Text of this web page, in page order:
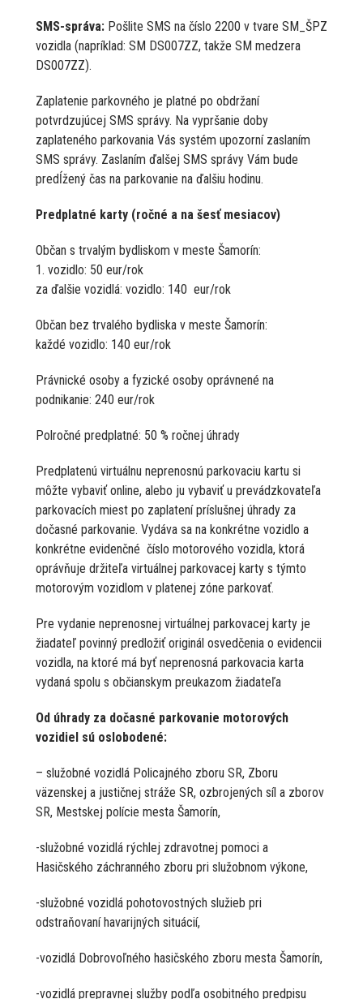
SMS-správa: Pošlite SMS na číslo 2200 v tvare SM_ŠPZ
vozidla (napríklad: SM DS007ZZ, takže SM medzera
DS007ZZ).
Zaplatenie parkovného je platné po obdržaní
potvrdzujúcej SMS správy. Na vypršanie doby
zaplateného parkovania Vás systém upozorní zaslaním
SMS správy. Zaslaním ďalšej SMS správy Vám bude
predĺžený čas na parkovanie na ďalšiu hodinu.
Predplatné karty (ročné a na šesť mesiacov)
Občan s trvalým bydliskom v meste Šamorín:
1. vozidlo: 50 eur/rok
za ďalšie vozidlá: vozidlo: 140 eur/rok
Občan bez trvalého bydliska v meste Šamorín:
každé vozidlo: 140 eur/rok
Právnické osoby a fyzické osoby oprávnené na
podnikanie: 240 eur/rok
Polročné predplatné: 50 % ročnej úhrady
Predplatenú virtuálnu neprenosnú parkovaciu kartu si
môžte vybaviť online, alebo ju vybaviť u prevádzkovateľa
parkovacích miest po zaplatení príslušnej úhrady za
dočasné parkovanie. Vydáva sa na konkrétne vozidlo a
konkrétne evidenčné číslo motorového vozidla, ktorá
oprávňuje držiteľa virtuálnej parkovacej karty s týmto
motorovým vozidlom v platenej zóne parkovať.
Pre vydanie neprenosnej virtuálnej parkovacej karty je
žiadateľ povinný predložiť originál osvedčenia o evidencii
vozidla, na ktoré má byť neprenosná parkovacia karta
vydaná spolu s občianskym preukazom žiadateľa
Od úhrady za dočasné parkovanie motorových
vozidiel sú oslobodené:
– služobné vozidlá Policajného zboru SR, Zboru
väzenskej a justičnej stráže SR, ozbrojených síl a zborov
SR, Mestskej polície mesta Šamorín,
-služobné vozidlá rýchlej zdravotnej pomoci a
Hasičského záchranného zboru pri služobnom výkone,
-služobné vozidlá pohotovostných služieb pri
odstraňovaní havarijných situácií,
-vozidlá Dobrovoľného hasičského zboru mesta Šamorín,
-vozidlá prepravnej služby podľa osobitného predpisu